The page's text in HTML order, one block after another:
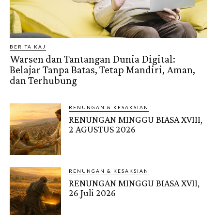
BERITA KAJ
Warsen dan Tantangan Dunia Digital:
Belajar Tanpa Batas, Tetap Mandiri, Aman,
dan Terhubung
RENUNGAN & KESAKSIAN
RENUNGAN MINGGU BIASA XVIII,
2 AGUSTUS 2026
RENUNGAN & KESAKSIAN
RENUNGAN MINGGU BIASA XVII,
26 Juli 2026